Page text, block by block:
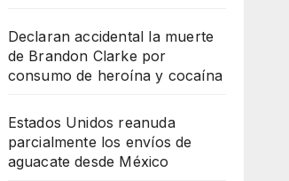
Declaran accidental la muerte
de Brandon Clarke por
consumo de heroína y cocaína
Estados Unidos reanuda
parcialmente los envíos de
aguacate desde México